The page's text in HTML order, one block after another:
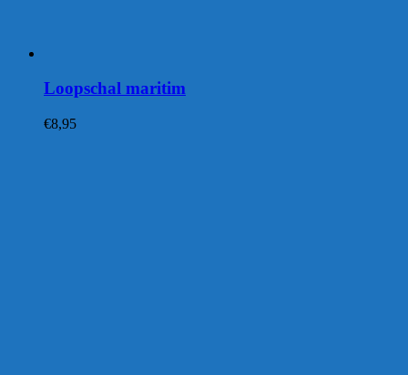
Loopschal maritim
€8,95